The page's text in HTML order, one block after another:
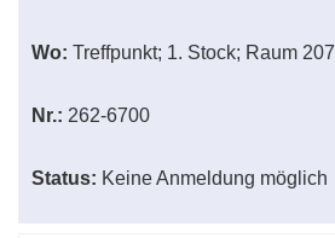
Wo: Treffpunkt; 1. Stock; Raum 207
Nr.: 262-6700
Status: Keine Anmeldung möglich